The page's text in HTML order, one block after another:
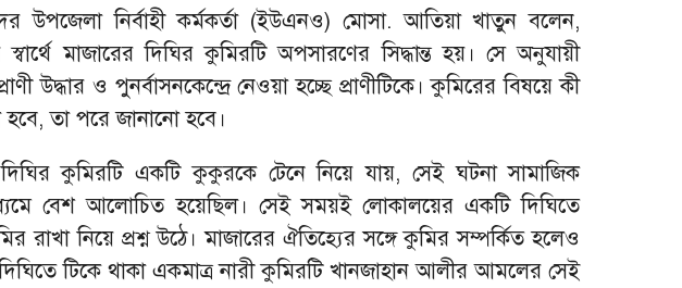
উপজেলা নির্বাহী কর্মকর্তা (ইউএনও) মোসা. আতিয়া খাতুন বলেন,
স্বার্থে মাজারের দিঘির কুমিরটি অপসারণের সিদ্ধান্ত হয়। সে অনুযায়ী
উদ্ধার ও পুনর্বাসনকেন্দ্রে নেওয়া হচ্ছে প্রাণীটিকে। কুমিরের বিষয়ে কী
হবে, তা পরে জানানো হবে।
কুমিরটি একটি কুকুরকে টেনে নিয়ে যায়, সেই ঘটনা সামাজিক
বেশ আলোচিত হয়েছিল। সেই সময়ই লোকালয়ের একটি দিঘিতে
রাখা নিয়ে প্রশ্ন উঠে। মাজারের ঐতিহ্যের সঙ্গে কুমির সম্পর্কিত হলেও
টিকে থাকা একমাত্র নারী কুমিরটি খানজাহান আলীর আমলের সেই